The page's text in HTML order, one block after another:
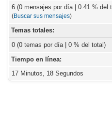
6 (0 mensajes por día | 0.41 % del
(Buscar sus mensajes)
Temas totales:
0 (0 temas por día | 0 % del total)
Tiempo en línea:
17 Minutos, 18 Segundos